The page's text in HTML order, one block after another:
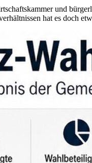
und
hat es doch